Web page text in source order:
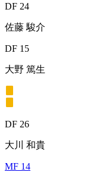
DF 24
佐藤 駿介
DF 15
大野 篤生
DF 26
大川 和貴
MF 14